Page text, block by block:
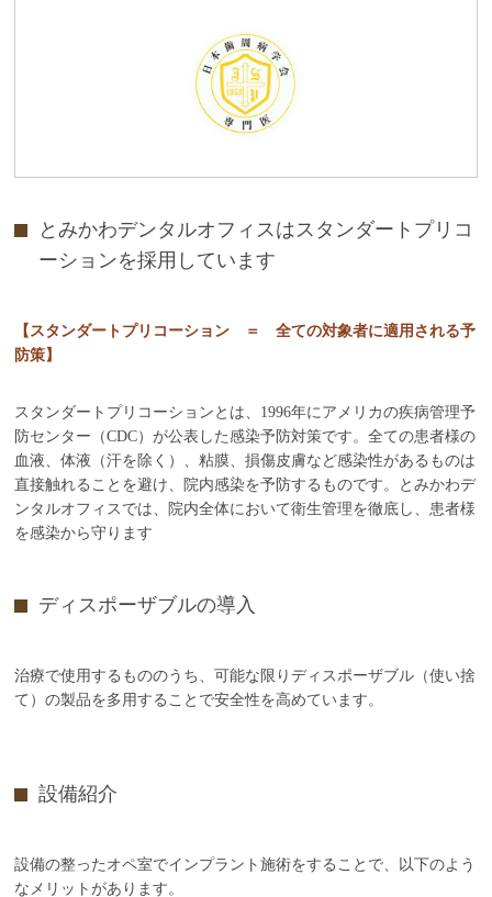
とみかわデンタルオフィスはスタンダートプリコ
ーションを採用しています
【スタンダートプリコーション ＝ 全ての対象者に適用される予
防策】
スタンダートプリコーションとは、1996年にアメリカの疾病管理予
防センター（CDC）が公表した感染予防対策です。全ての患者様の
血液、体液（汗を除く）、粘膜、損傷皮膚など感染性があるものは
直接触れることを避け、院内感染を予防するものです。とみかわデ
ンタルオフィスでは、院内全体において衛生管理を徹底し、患者様
を感染から守ります
ディスポーザブルの導入
治療で使用するもののうち、可能な限りディスポーザブル（使い捨
て）の製品を多用することで安全性を高めています。
設備紹介
設備の整ったオペ室でインプラント施術をすることで、以下のよう
なメリットがあります。